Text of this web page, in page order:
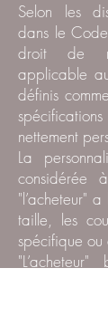
Selon les
dans le
droit de
applicable
définis
nettement
La
considérée
"l’acheteur"
taille, les
spécifique ou